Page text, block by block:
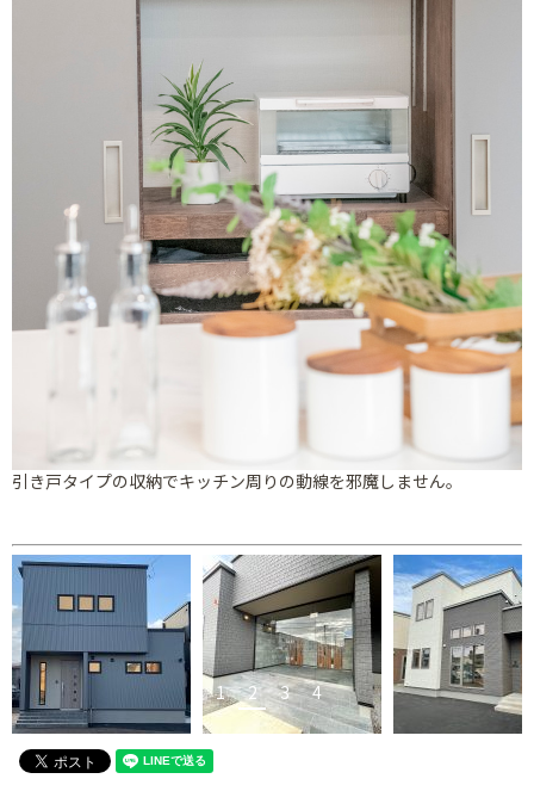
引き戸タイプの収納でキッチン周りの動線を邪魔しません。
1 2 3 4